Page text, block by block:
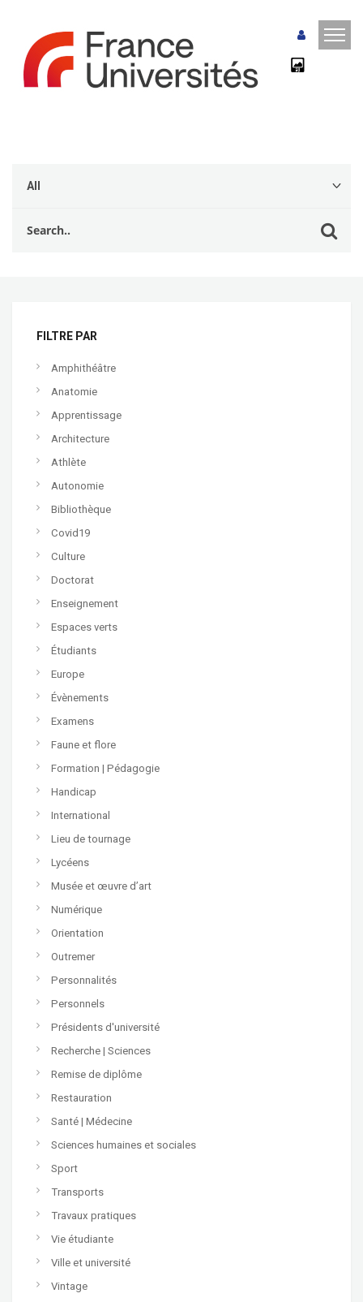
FILTRE PAR
Amphithéâtre
Anatomie
Apprentissage
Architecture
Athlète
Autonomie
Bibliothèque
Covid19
Culture
Doctorat
Enseignement
Espaces verts
Étudiants
Europe
Évènements
Examens
Faune et flore
Formation | Pédagogie
Handicap
International
Lieu de tournage
Lycéens
Musée et œuvre d’art
Numérique
Orientation
Outremer
Personnalités
Personnels
Présidents d'université
Recherche | Sciences
Remise de diplôme
Restauration
Santé | Médecine
Sciences humaines et sociales
Sport
Transports
Travaux pratiques
Vie étudiante
Ville et université
Vintage